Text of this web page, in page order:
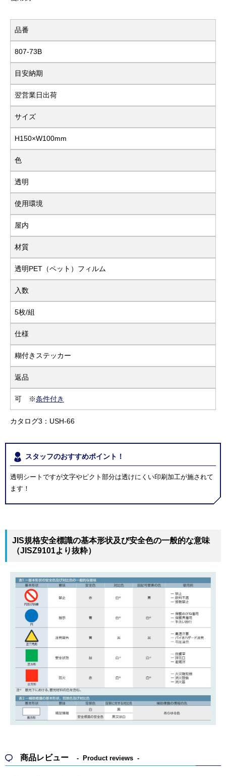
品番
807-73B
目安納期
翌営業日出荷
サイズ
H150×W100mm
色
透明
使用環境
屋内
材質
透明PET（ペット）フィルム
入数
5枚/組
仕様
糊付きステッカー
返品
可 ※条件付き
カタログ3：USH-66
スタッフのおすすめポイント！
透明シートですが文字やピクト部分は透けにくい印刷加工が施されて
ます！
JIS規格安全標識の基本形状及び安全色の一般的な意味
（JISZ9101より抜粋）
商品レビュー Product reviews